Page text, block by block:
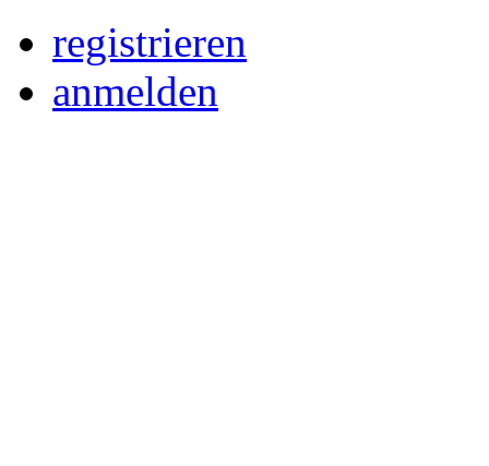
registrieren
anmelden